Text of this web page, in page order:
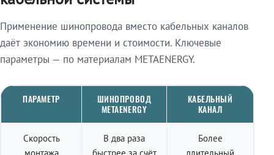
Применение шинопровода вместо кабельных каналов
даёт экономию времени и стоимости. Ключевые
параметры — по материалам METAENERGY.
ПАРАМЕТР
ШИНОПРОВОД
METAENERGY
КАБЕЛЬНЫЙ
КАНАЛ
Скорость
В два раза
Более